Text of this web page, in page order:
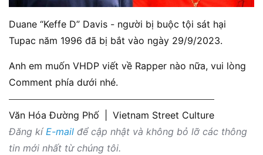
Duane “Keffe D” Davis - người bị buộc tội sát hại
Tupac năm 1996 đã bị bắt vào ngày 29/9/2023.
Anh em muốn VHDP viết về Rapper nào nữa, vui lòng
Comment phía dưới nhé.
Văn Hóa Đường Phố
Vietnam Street Culture
Đăng kíE-mail để cập nhật và không bỏ lỡ các thông
tin mới nhất từ chúng tôi.